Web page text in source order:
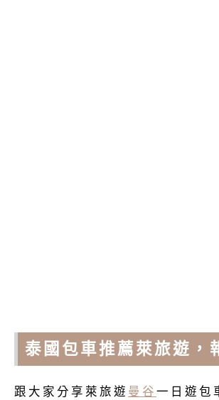
泰國包車推薦 萊旅遊，
跟大家分享萊旅遊 曼谷 一日遊包